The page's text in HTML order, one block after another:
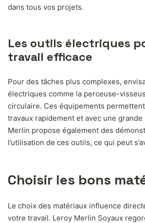
dans tous vos projets.
Les outils électriques
travail efficace
Pour des tâches plus complexes,
électriques comme la perceuse-
circulaire. Ces équipements
travaux rapidement et avec une
Merlin propose également des
l’utilisation de ces outils, ce qui peut
Choisir les bons
Le choix des matériaux influence
votre travail. Leroy Merlin Soyaux